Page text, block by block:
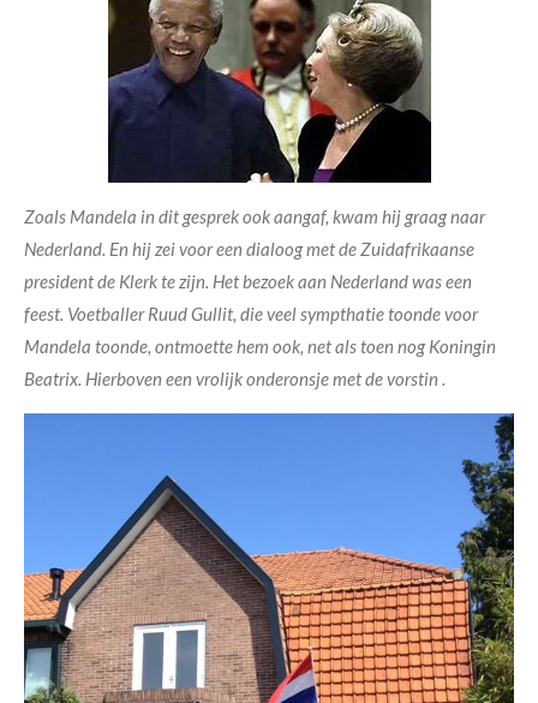
Zoals Mandela in dit gesprek ook aangaf, kwam hij graag naar
Nederland. En hij zei voor een dialoog met de Zuidafrikaanse
president de Klerk te zijn. Het bezoek aan Nederland was een
feest. Voetballer Ruud Gullit, die veel sympthatie toonde voor
Mandela toonde, ontmoette hem ook, net als toen nog Koningin
Beatrix. Hierboven een vrolijk onderonsje met de vorstin .